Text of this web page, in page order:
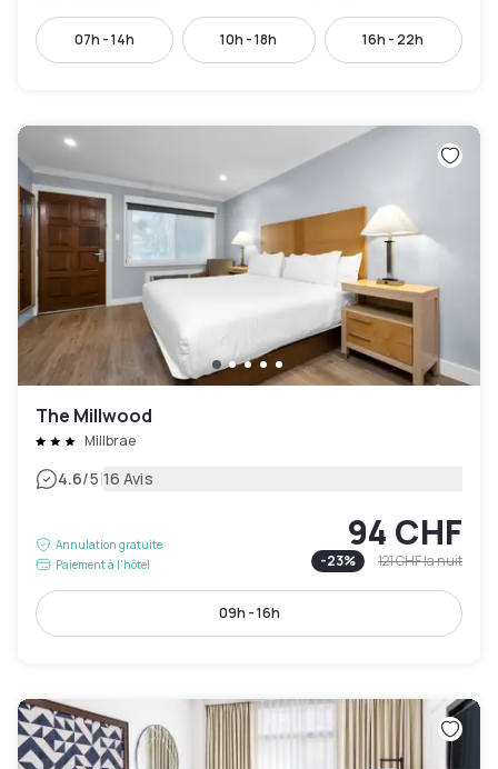
07h - 14h 10h - 18h 16h - 22h
The Millwood
Millbrae
4.6/5|16 Avis
Annulation gratuite
Paiement à l'hôtel
94 CHF
-23% 121 CHFla nuit
09h - 16h